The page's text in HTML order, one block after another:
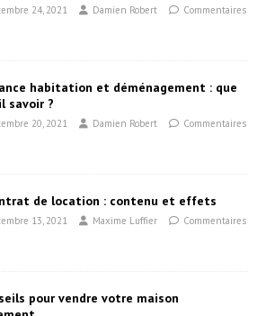
24, 2021 Damien Robert
Commentaires
habitation et déménagement : que
savoir ?
20, 2021 Damien Robert
Commentaires
de location : contenu et effets
13, 2021 Maxime Luffier
Commentaires
pour vendre votre maison